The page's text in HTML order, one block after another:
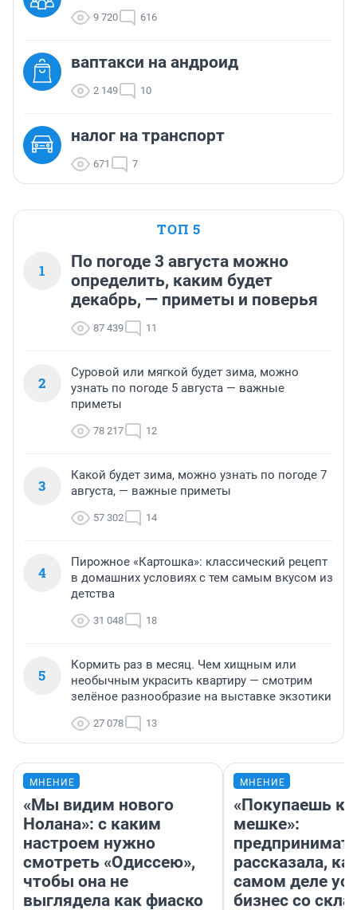
9 720 616
ваптакси на андроид
2 149 10
налог на транспорт
671 7
ТОП 5
1
По погоде 3 августа можно
определить, каким будет
декабрь, — приметы и поверья
87 439 11
2
Суровой или мягкой будет зима, можно
узнать по погоде 5 августа — важные
приметы
78 217 12
3
Какой будет зима, можно узнать по погоде 7
августа, — важные приметы
57 302 14
4
Пирожное «Картошка»: классический рецепт
в домашних условиях с тем самым вкусом из
детства
31 048 18
5
Кормить раз в месяц. Чем хищным или
необычным украсить квартиру — смотрим
зелёное разнообразие на выставке экзотики
27 078 13
МНЕНИЕ
«Мы видим нового
Нолана»: с каким
настроем нужно
смотреть «Одиссею»,
чтобы она не
выглядела как фиаско
МНЕНИЕ
«Покупаешь
мешке»:
рассказала,
самом деле
бизнес со